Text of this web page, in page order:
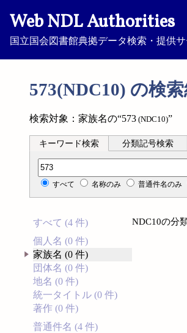
Web NDL Authorities
国立国会図書館典拠データ検索・提供
573(NDC10) の検
検索対象：家族名の“573 (NDC10)”
キーワード検索 分類記号検索
分類記号検索
すべて 名称のみ 普通件名のみ
すべて (4 件)
個人名 (0 件)
家族名 (0 件)
団体名 (0 件)
地名 (0 件)
統一タイトル (0 件)
著作 (0 件)
普通件名 (4 件)
NDC10の分